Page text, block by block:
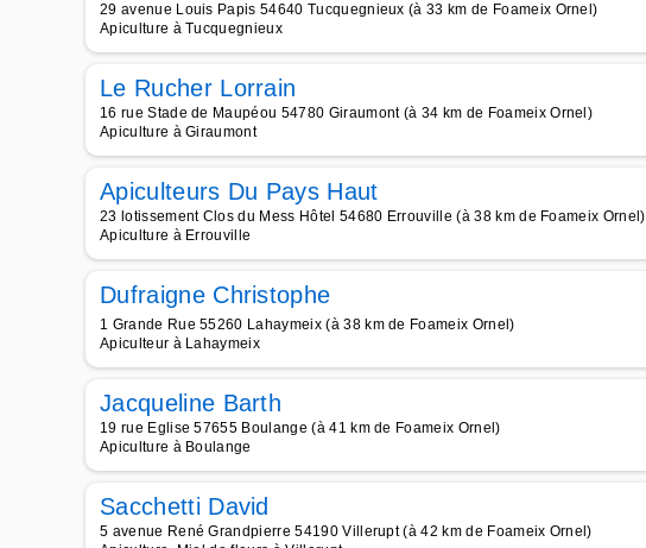
29 avenue Louis Papis 54640 Tucquegnieux (à 33 km de Foameix Ornel)
Apiculture à Tucquegnieux
Le Rucher Lorrain
16 rue Stade de Maupéou 54780 Giraumont (à 34 km de Foameix Ornel)
Apiculture à Giraumont
Apiculteurs Du Pays Haut
23 lotissement Clos du Mess Hôtel 54680 Errouville (à 38 km de Foameix Ornel)
Apiculture à Errouville
Dufraigne Christophe
1 Grande Rue 55260 Lahaymeix (à 38 km de Foameix Ornel)
Apiculteur à Lahaymeix
Jacqueline Barth
19 rue Eglise 57655 Boulange (à 41 km de Foameix Ornel)
Apiculture à Boulange
Sacchetti David
5 avenue René Grandpierre 54190 Villerupt (à 42 km de Foameix Ornel)